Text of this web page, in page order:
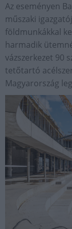
Az eseményen
műszaki
földmunkákkal
harmadik
vázszerkezet 90
tetőtartó
Magyarország